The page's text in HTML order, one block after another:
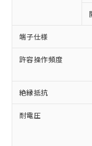
端子仕様
許容操作頻度
絶縁抵抗
耐電圧
ご利用くだ
本サ
商品
(税
当社
本サ
こと
在庫
対応予定
非含有に
定はありま
調査・確
非含有の対
害物質有無
仕入先様
いたもの
むを得ず
※1 中国
「○」：
基準値以下
「×」：
基準値を
「－」：
当社
為替